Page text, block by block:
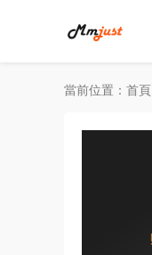
當前位置： 首頁